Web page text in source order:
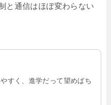
と通信はほぼ変わらない
すく、進学だって望めばち